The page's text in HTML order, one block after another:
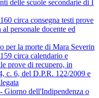
delle scuole secondarie di I
circa consegna testi prove
personale docente ed
per la morte di Mara Severin
circa calendario e
prove di recupero, in
c. 6, del D.P.R. 122/2009 e
Giorno dell'Indipendenza o